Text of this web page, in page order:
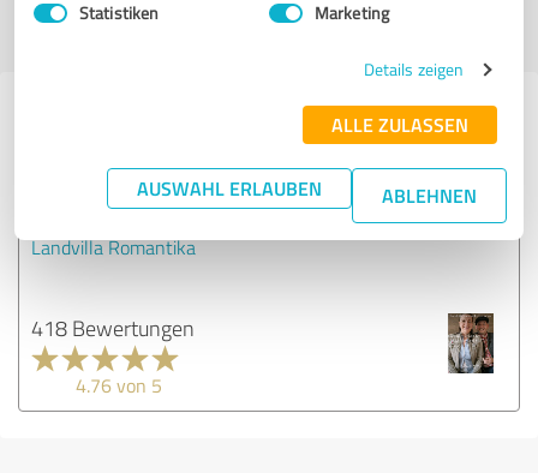
Statistiken Marketing
Details zeigen
ALLE ZULASSEN
AUSWAHL ERLAUBEN ABLEHNEN
Profil aktiv seit 04.11.2016 | Letzte Aktualisierung: 04.08.2026
Erfahrungen zu weiteren
Anbietern aus dem Bereich Hotels
& Unterkünfte
Landvilla Romantika
418 Bewertungen
4.76 von 5